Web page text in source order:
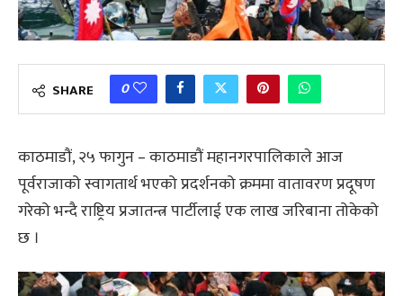
SHARE 0
काठमाडौं, २५ फागुन – काठमाडौं महानगरपालिकाले आज
पूर्वराजाको स्वागतार्थ भएको प्रदर्शनको क्रममा वातावरण प्रदूषण
गरेको भन्दै राष्ट्रिय प्रजातन्त्र पार्टीलाई एक लाख जरिबाना तोकेको
छ ।